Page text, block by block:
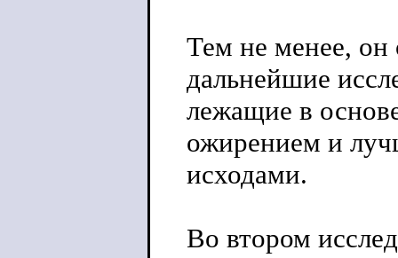
Тем не менее, он
дальнейшие
лежащие в
ожирением и
исходами.
Во втором